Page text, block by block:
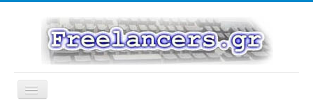
Εναλλαγή
πλοήγησης